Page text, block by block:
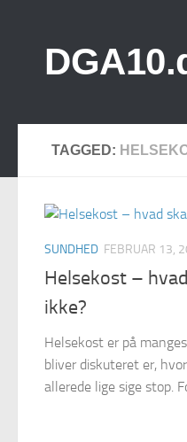
TAGGED:
SUNDHED FEBRUAR 13,
Helsekost –
ikke?
Helsekost er på
bliver diskuteret er,
allerede lige sige stop.